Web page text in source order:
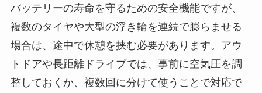
バッテリーの寿命を守るための安全機能ですが、
複数のタイヤや大型の浮き輪を連続で膨らませる
場合は、途中で休憩を挟む必要があります。アウ
トドアや長距離ドライブでは、事前に空気圧を調
整しておくか、複数回に分けて使うことで対応で